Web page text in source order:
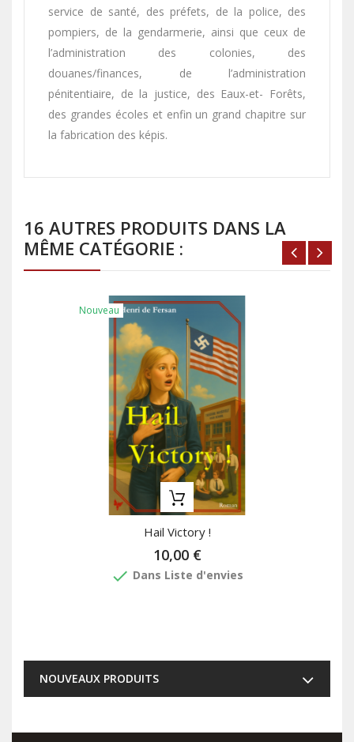
service de santé, des préfets, de la police, des
pompiers, de la gendarmerie, ainsi que ceux de
l’administration des colonies, des
douanes/finances, de l’administration
pénitentiaire, de la justice, des Eaux-et- Forêts,
des grandes écoles et enfin un grand chapitre sur
la fabrication des képis.
16 AUTRES PRODUITS DANS LA
MÊME CATÉGORIE :
Nouveau
Hail Victory !
10,00 €
done Dans Liste d'envies
NOUVEAUX PRODUITS